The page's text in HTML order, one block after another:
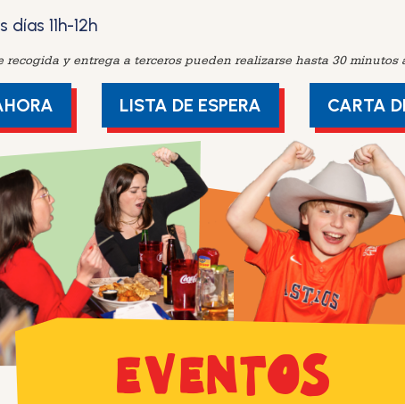
días 11h-12h
recogida y entrega a terceros pueden realizarse hasta 30 minutos
LISTA DE ESPERA CARTA
EVENTOS